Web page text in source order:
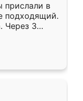
прислали в
подходящий.
Через 3
Остались